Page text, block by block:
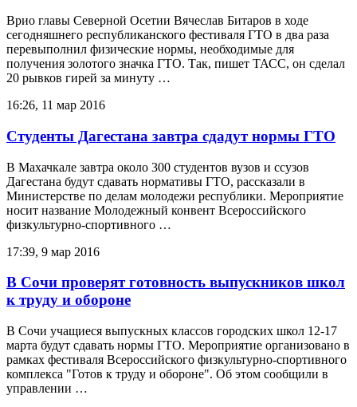
Врио главы Северной Осетии Вячеслав Битаров в ходе
сегодняшнего республиканского фестиваля ГТО в два раза
перевыполнил физические нормы, необходимые для
получения золотого значка ГТО. Так, пишет ТАСС, он сделал
20 рывков гирей за минуту …
16:26, 11 мар 2016
Студенты Дагестана завтра сдадут нормы ГТО
В Махачкале завтра около 300 студентов вузов и ссузов
Дагестана будут сдавать нормативы ГТО, рассказали в
Министерстве по делам молодежи республики. Мероприятие
носит название Молодежный конвент Всероссийского
физкультурно-спортивного …
17:39, 9 мар 2016
В Сочи проверят готовность выпускников школ
к труду и обороне
В Сочи учащиеся выпускных классов городских школ 12-17
марта будут сдавать нормы ГТО. Мероприятие организовано в
рамках фестиваля Всероссийского физкультурно-спортивного
комплекса "Готов к труду и обороне". Об этом сообщили в
управлении …